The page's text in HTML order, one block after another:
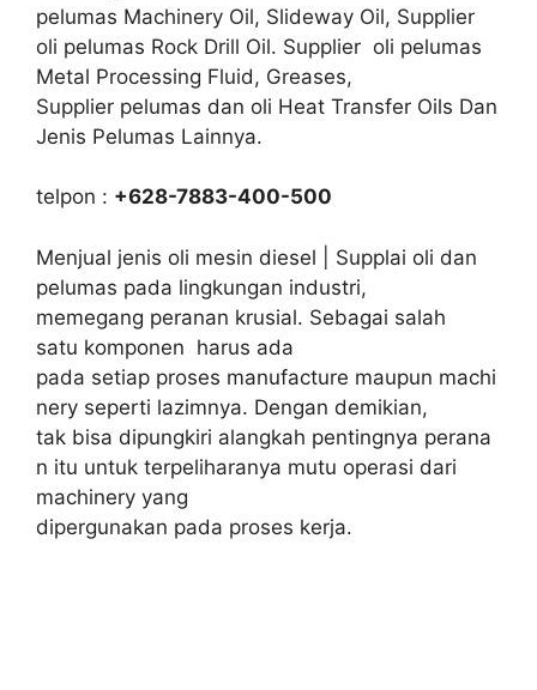
pelumas Machinery Oil, Slideway Oil, Supplier
oli pelumas Rock Drill Oil. Supplier oli pelumas
Metal Processing Fluid, Greases,
Supplier pelumas dan oli Heat Transfer Oils Dan
Jenis Pelumas Lainnya.
telpon : +628-7883-400-500
Menjual jenis oli mesin diesel | Supplai oli dan
pelumas pada lingkungan industri,
memegang peranan krusial. Sebagai salah
satu komponen harus ada
pada setiap proses manufacture maupun machi
nery seperti lazimnya. Dengan demikian,
tak bisa dipungkiri alangkah pentingnya perana
n itu untuk terpeliharanya mutu operasi dari
machinery yang
dipergunakan pada proses kerja.